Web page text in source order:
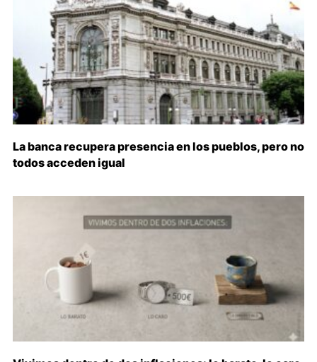
La banca recupera presencia en los pueblos, pero no
todos acceden igual